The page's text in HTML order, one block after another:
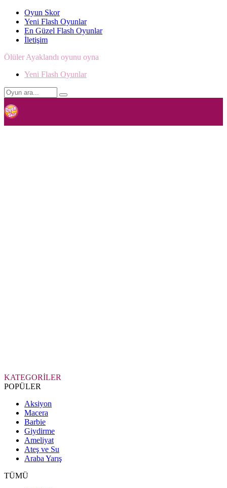
Oyun Skor
Yeni Flash Oyunlar
En Güzel Flash Oyunlar
İletişim
Ölüler Ayaklandı oyunu oyna
Yeni Flash Oyunlar
KATEGORİLER
POPÜLER
Aksiyon
Macera
Barbie
Giydirme
Ameliyat
Ateş ve Su
Araba Yarış
TÜMÜ